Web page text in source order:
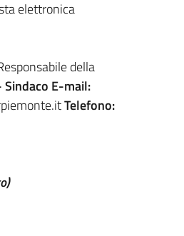
elettronica
della
Sindaco E-mail:
Telefono: